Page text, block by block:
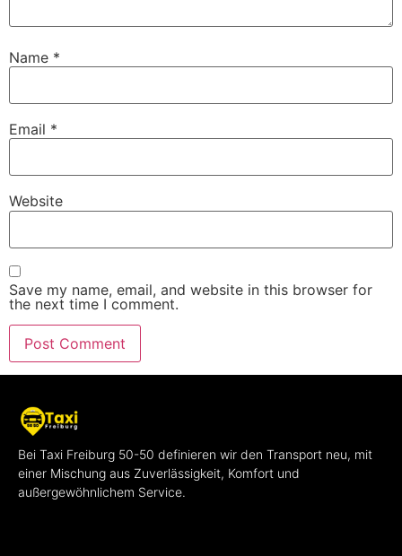
Name *
Email *
Website
Save my name, email, and website in this browser for
the next time I comment.
Bei Taxi Freiburg 50-50 definieren wir den Transport neu, mit
einer Mischung aus Zuverlässigkeit, Komfort und
außergewöhnlichem Service.